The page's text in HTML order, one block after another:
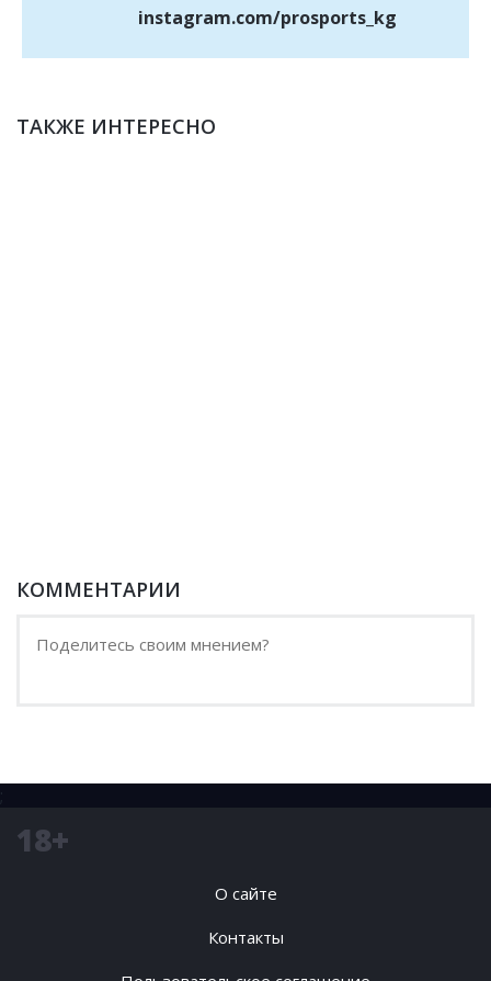
instagram.com/prosports_kg
ТАКЖЕ ИНТЕРЕСНО
КОММЕНТАРИИ
;
18+
О сайте
Контакты